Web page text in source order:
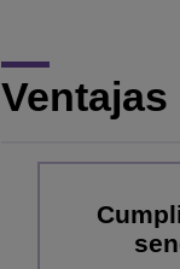
Ventajas